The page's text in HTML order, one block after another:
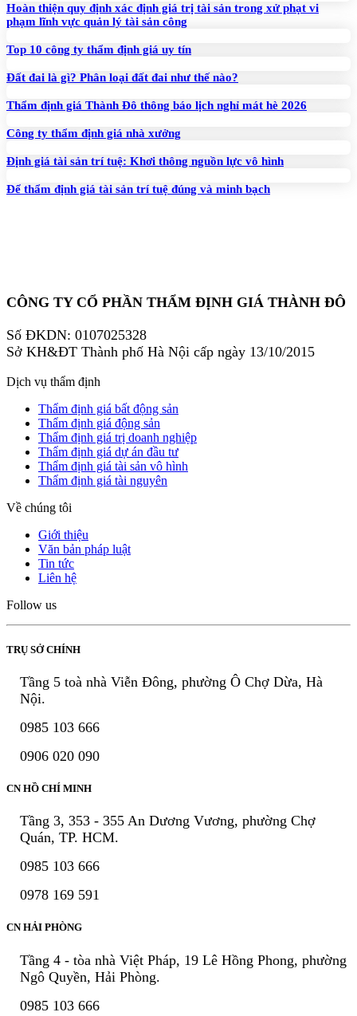
Hoàn thiện quy định xác định giá trị tài sản trong xử phạt vi
phạm lĩnh vực quản lý tài sản công
Top 10 công ty thẩm định giá uy tín
Đất đai là gì? Phân loại đất đai như thế nào?
Thẩm định giá Thành Đô thông báo lịch nghỉ mát hè 2026
Công ty thẩm định giá nhà xưởng
Định giá tài sản trí tuệ: Khơi thông nguồn lực vô hình
Để thẩm định giá tài sản trí tuệ đúng và minh bạch
CÔNG TY CỔ PHẦN THẨM ĐỊNH GIÁ THÀNH ĐÔ
Số ĐKDN: 0107025328
Sở KH&ĐT Thành phố Hà Nội cấp ngày 13/10/2015
Dịch vụ thẩm định
Thẩm định giá bất động sản
Thẩm định giá động sản
Thẩm định giá trị doanh nghiệp
Thẩm định giá dự án đầu tư
Thẩm định giá tài sản vô hình
Thẩm định giá tài nguyên
Về chúng tôi
Giới thiệu
Văn bản pháp luật
Tin tức
Liên hệ
Follow us
TRỤ SỞ CHÍNH
Tầng 5 toà nhà Viễn Đông, phường Ô Chợ Dừa, Hà
Nội.
0985 103 666
0906 020 090
CN HỒ CHÍ MINH
Tầng 3, 353 - 355 An Dương Vương, phường Chợ
Quán, TP. HCM.
0985 103 666
0978 169 591
CN HẢI PHÒNG
Tầng 4 - tòa nhà Việt Pháp, 19 Lê Hồng Phong, phường
Ngô Quyền, Hải Phòng.
0985 103 666